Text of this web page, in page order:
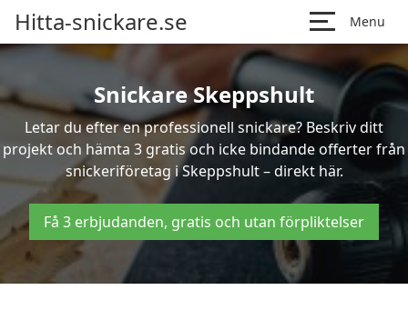
Hitta-snickare.se Menu
Snickare Skeppshult
Letar du efter en professionell snickare? Beskriv ditt
projekt och hämta 3 gratis och icke bindande offerter från
snickeriföretag i Skeppshult – direkt här.
Få 3 erbjudanden, gratis och utan förpliktelser